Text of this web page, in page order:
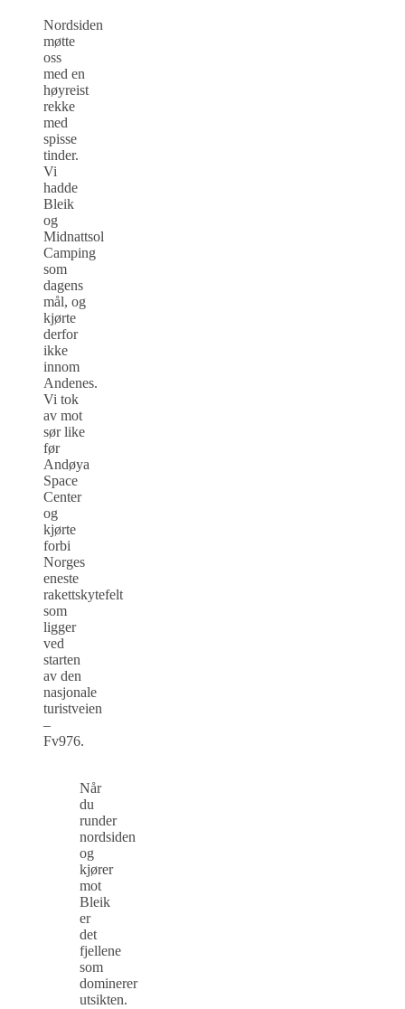
Nordsiden
møtte
oss
med en
høyreist
rekke
med
spisse
tinder.
Vi
hadde
Bleik
og
Midnattsol
Camping
som
dagens
mål, og
kjørte
derfor
ikke
innom
Andenes.
Vi tok
av mot
sør like
før
Andøya
Space
Center
og
kjørte
forbi
Norges
eneste
rakettskytefelt
som
ligger
ved
starten
av den
nasjonale
turistveien
–
Fv976.
Når
du
runder
nordsiden
og
kjører
mot
Bleik
er
det
fjellene
som
dominerer
utsikten.